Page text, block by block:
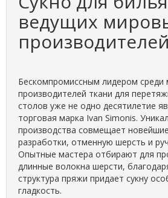
ведущих
производителей
Бескомпромиссным лидером среди
производителей ткани для
столов уже не одно десятилетие
торговая марка Ivan Simonis.
производства совмещает
разработки, отменную шерсть и
Опытные мастера отбирают для
длинные волокна шерсти,
структура пряжи придает сукну
гладкость.